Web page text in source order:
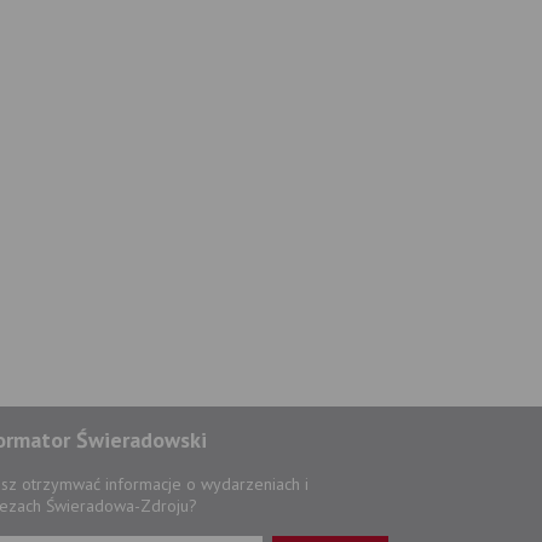
Świeradowski
otrzymwać informacje o wydarzeniach i
Świeradowa-Zdroju?